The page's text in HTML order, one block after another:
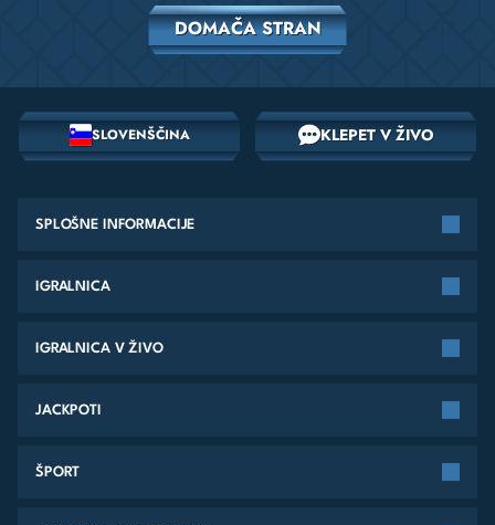
DOMAČA STRAN
SLOVENŠČINA KLEPET V ŽIVO
SPLOŠNE INFORMACIJE
IGRALNICA
IGRALNICA V ŽIVO
JACKPOTI
ŠPORT